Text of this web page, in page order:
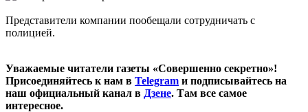
Представители компании пообещали сотрудничать с
полицией.
Уважаемые читатели газеты «Совершенно секретно»!
Присоединяйтесь к нам в Telegram и подписывайтесь на
наш официальный канал в Дзене. Там все самое
интересное.